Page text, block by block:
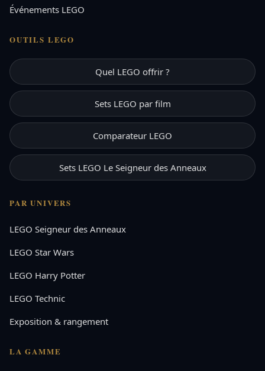
Événements LEGO
OUTILS LEGO
Quel LEGO offrir ?
Sets LEGO par film
Comparateur LEGO
Sets LEGO Le Seigneur des Anneaux
PAR UNIVERS
LEGO Seigneur des Anneaux
LEGO Star Wars
LEGO Harry Potter
LEGO Technic
Exposition & rangement
LA GAMME